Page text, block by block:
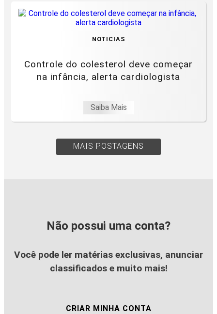
NOTICIAS
Controle do colesterol deve começar
na infância, alerta cardiologista
Saiba Mais
MAIS POSTAGENS
Não possui uma conta?
Você pode ler matérias exclusivas, anunciar
classificados e muito mais!
CRIAR MINHA CONTA